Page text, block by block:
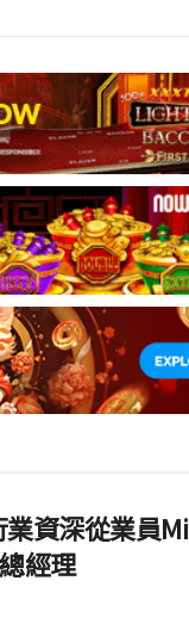
資深從業員
經理